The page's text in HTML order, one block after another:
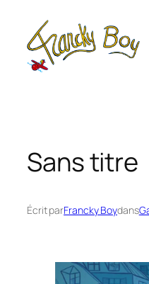
contenu
Sans titre
Écrit parFrancky Boydans